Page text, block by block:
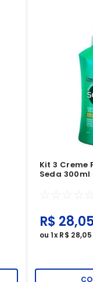
Kit 3 Creme
Seda 300ml
☆ ☆ ☆ ☆ ☆
R$ 28,
ou1xR$ 28,05